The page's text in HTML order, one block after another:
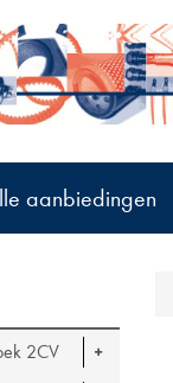
aanbiedingen
2CV